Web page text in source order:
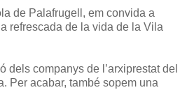
de Palafrugell, em convida a
refrescada de la vida de la Vila
dels companys de l’arxiprestat del
Per acabar, també sopem una